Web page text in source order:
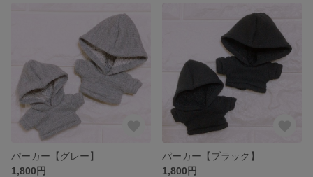
パーカー【グレー】
1,800円
パーカー【ブラック】
1,800円